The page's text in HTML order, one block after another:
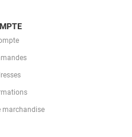
marchandise